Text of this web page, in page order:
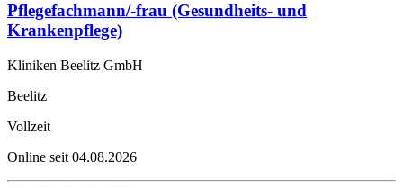
Pflegefachmann/-frau (Gesundheits- und
Krankenpflege)
Kliniken Beelitz GmbH
Beelitz
Vollzeit
Online seit 04.08.2026